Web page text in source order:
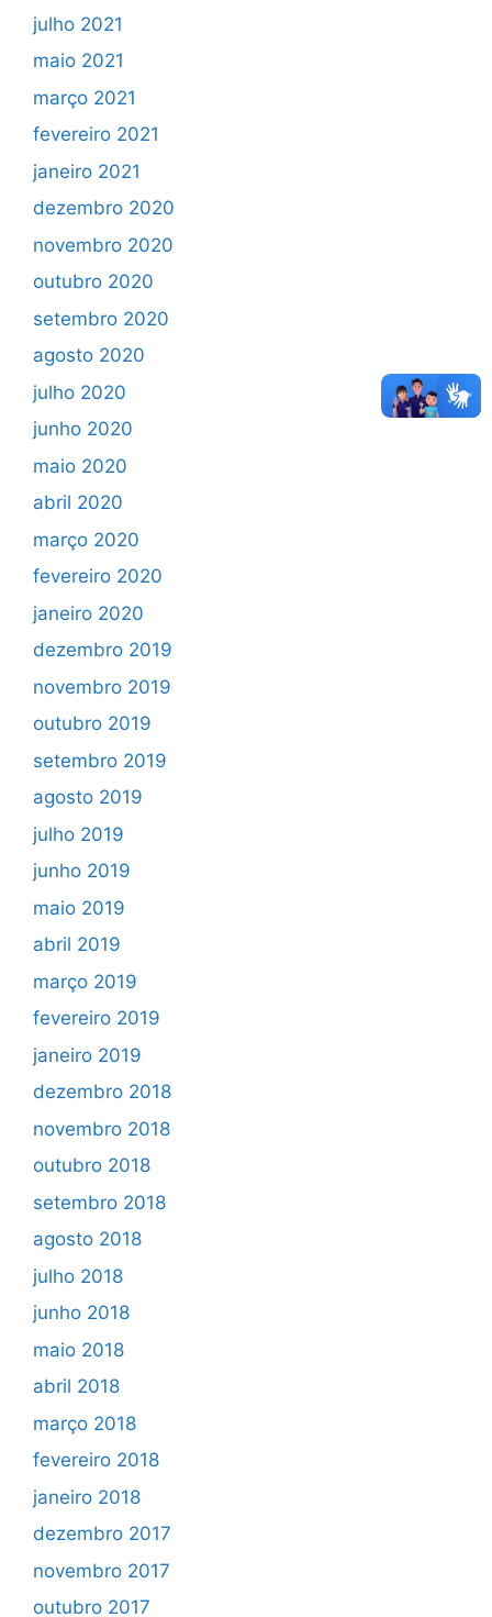
julho 2021
maio 2021
março 2021
fevereiro 2021
janeiro 2021
dezembro 2020
novembro 2020
outubro 2020
setembro 2020
agosto 2020
julho 2020
junho 2020
maio 2020
abril 2020
março 2020
fevereiro 2020
janeiro 2020
dezembro 2019
novembro 2019
outubro 2019
setembro 2019
agosto 2019
julho 2019
junho 2019
maio 2019
abril 2019
março 2019
fevereiro 2019
janeiro 2019
dezembro 2018
novembro 2018
outubro 2018
setembro 2018
agosto 2018
julho 2018
junho 2018
maio 2018
abril 2018
março 2018
fevereiro 2018
janeiro 2018
dezembro 2017
novembro 2017
outubro 2017